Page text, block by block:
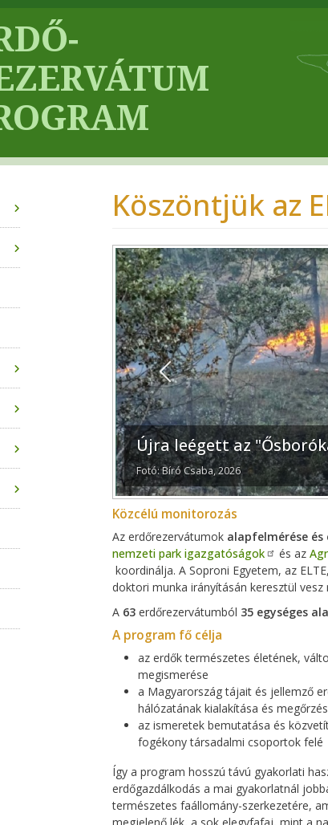
Köszöntjük az
Újra leégett az
Fotó: Bíró Csaba, 2026
Previous
Közcélú monitorozás
Az erdőrezervátumok alapfelmérése
nemzeti park igazgatóságok
és az
koordinálja. A Soproni Egyetem, az
doktori munka irányításán keresztül
A 63 erdőrezervátumból 35 egységes
A program fő célja
az erdők természetes életének,
megismerése
a Magyarország tájait és jellemző
hálózatának kialakítása és
az ismeretek bemutatása és
fogékony társadalmi csoportok felé
Így a program hosszú távú gyakorlati
erdőgazdálkodás a mai gyakorlatnál
természetes faállomány-szerkezetére,
megjelenő lék, a sok elegyfafaj, mint a